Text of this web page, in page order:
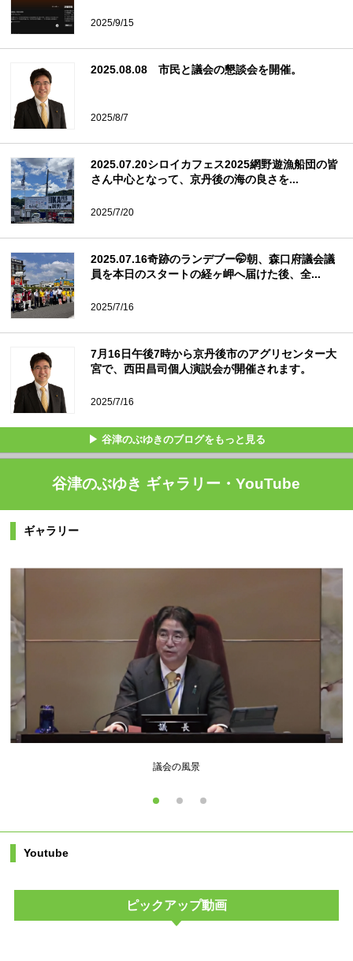
2025/9/15
2025.08.08 市民と議会の懇談会を開催。
2025/8/7
2025.07.20シロイカフェス2025網野遊漁船団の皆
さん中心となって、京丹後の海の良さを...
2025/7/20
2025.07.16奇跡のランデブー🤭朝、森口府議会議
員を本日のスタートの経ヶ岬へ届けた後、全...
2025/7/16
7月16日午後7時から京丹後市のアグリセンター大
宮で、西田昌司個人演説会が開催されます。
2025/7/16
▶ 谷津のぶゆきのブログをもっと見る
谷津のぶゆき ギャラリー・YouTube
ギャラリー
議会の風景
Youtube
ピックアップ動画